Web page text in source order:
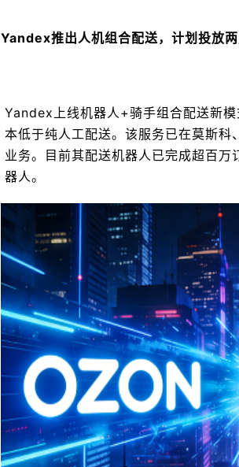
Yandex推出人机组合配送，计划投放
Yandex上线机器人+骑手组合配送新
本低于纯人工配送。该服务已在莫斯
业务。目前其配送机器人已完成超百
器人。